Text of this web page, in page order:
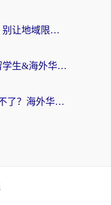
国外如何听国内音乐软件？别让地域限制，断了你的中文歌单
海外哪里能看奥运直播？留学生&海外华人必看的体育赛事观赛终极指南
12123交管在国外怎么使用不了？海外华人必看的无缝访问国内资源指南